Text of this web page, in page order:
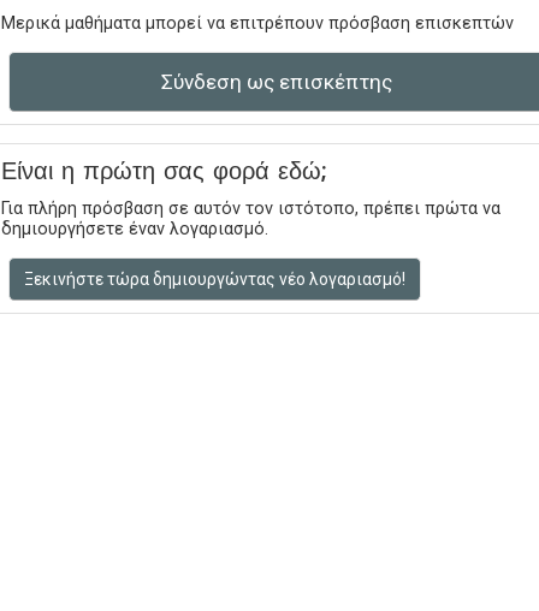
Μερικά μαθήματα μπορεί να επιτρέπουν πρόσβαση επισκεπτών
Σύνδεση ως επισκέπτης
Είναι η πρώτη σας φορά εδώ;
Για πλήρη πρόσβαση σε αυτόν τον ιστότοπο, πρέπει πρώτα να
δημιουργήσετε έναν λογαριασμό.
Ξεκινήστε τώρα δημιουργώντας νέο λογαριασμό!